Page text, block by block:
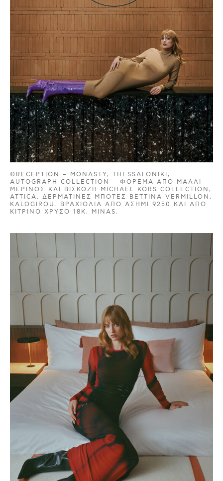
©RECEPTION – MONASTY, THESSALONIKI,
AUTOGRAPH COLLECTION – ΦΌΡΕΜΑ ΑΠΌ ΜΑΛΛΊ
ΜΕΡΙΝΌΣ ΚΑΙ ΒΙΣΚΌΖΗ MICHAEL KORS COLLECTION,
ATTICA. ΔΕΡΜΆΤΙΝΕΣ ΜΠΌΤΕΣ ΒETTINA VERMILLON,
KALOGIROU. ΒΡΑΧΙΌΛΙΑ ΑΠΌ ΑΣΉΜΙ 9250 ΚΑΙ ΑΠΌ
ΚΊΤΡΙΝΟ ΧΡΥΣΌ 18K, MINAS.